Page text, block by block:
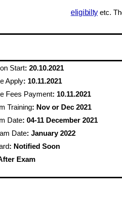
eligibilty etc.
Start: 20.10.2021
Apply: 10.11.2021
Fees Payment: 10.11.2021
Training: Nov or Dec 2021
Date: 04-11 December 2021
Date: January 2022
: Notified Soon
Exam